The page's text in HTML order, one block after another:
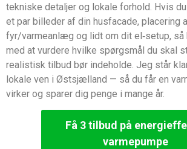
tekniske detaljer og lokale forhold. Hvis
et par billeder af din husfacade, placering
fyr/varmeanlæg og lidt om dit el‑setup, så
med at vurdere hvilke spørgsmål du skal
realistisk tilbud bør indeholde. Jeg står
lokale ven i Østsjælland — så du får en
virker og sparer dig penge i mange år.
Få 3 tilbud på
varmepumpe